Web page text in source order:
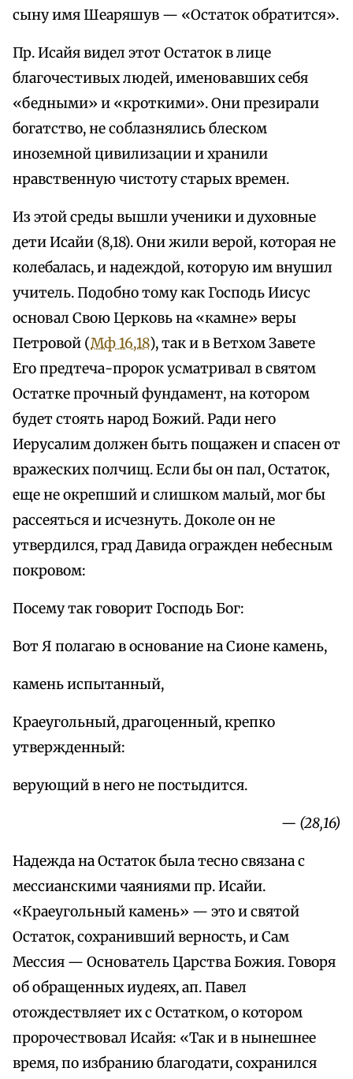
сыну имя Шеаряшув — «Остаток обратится».
Пр. Исайя видел этот Остаток в лице
благочестивых людей, именовавших себя
«бедными» и «кроткими». Они презирали
богатство, не соблазнялись блеском
иноземной цивилизации и хранили
нравственную чистоту старых времен.
Из этой среды вышли ученики и духовные
дети Исайи (8,18). Они жили верой, которая не
колебалась, и надеждой, которую им внушил
учитель. Подобно тому как Господь Иисус
основал Свою Церковь на «камне» веры
Петровой (Мф 16,18), так и в Ветхом Завете
Его предтеча-пророк усматривал в святом
Остатке прочный фундамент, на котором
будет стоять народ Божий. Ради него
Иерусалим должен быть пощажен и спасен от
вражеских полчищ. Если бы он пал, Остаток,
еще не окрепший и слишком малый, мог бы
рассеяться и исчезнуть. Доколе он не
утвердился, град Давида огражден небесным
покровом:
Посему так говорит Господь Бог:
Вот Я полагаю в основание на Сионе камень,
камень испытанный,
Краеугольный, драгоценный, крепко
утвержденный:
верующий в него не постыдится.
— (28,16)
Надежда на Остаток была тесно связана с
мессианскими чаяниями пр. Исайи.
«Краеугольный камень» — это и святой
Остаток, сохранивший верность, и Сам
Мессия — Основатель Царства Божия. Говоря
об обращенных иудеях, ап. Павел
отождествляет их с Остатком, о котором
пророчествовал Исайя: «Так и в нынешнее
время, по избранию благодати, сохранился